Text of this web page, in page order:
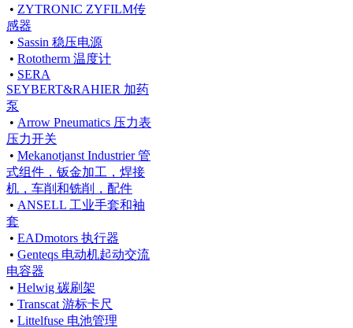
• ZYTRONIC ZYFILM传
感器
• Sassin 稳压电源
• Rototherm 温度计
• SERA
SEYBERT&RAHIER 加药
泵
• Arrow Pneumatics 压力表
压力开关
• Mekanotjanst Industrier 管
式组件，钣金加工，焊接
机，车削和铣削，配件
• ANSELL 工业手套和袖
套
• EADmotors 执行器
• Genteqs 电动机起动交流
电容器
• Helwig 碳刷架
• Transcat 游标卡尺
• Littelfuse 电池管理